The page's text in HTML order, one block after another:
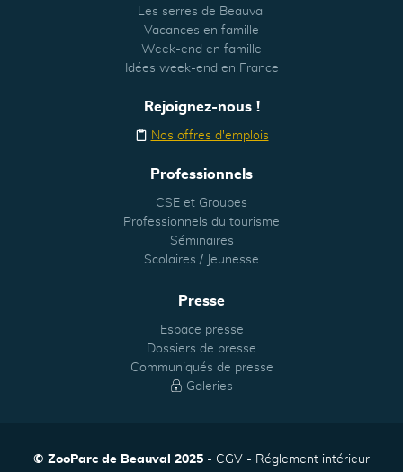
Les serres de Beauval
Vacances en famille
Week-end en famille
Idées week-end en France
Rejoignez-nous !
Nos offres d'emplois
Professionnels
CSE et Groupes
Professionnels du tourisme
Séminaires
Scolaires / Jeunesse
Presse
Espace presse
Dossiers de presse
Communiqués de presse
Galeries
© ZooParc de Beauval 2025 CGV
Réglement intérieur